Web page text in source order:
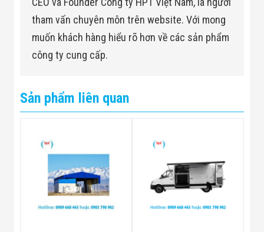
tham vấn chuyên môn trên website. Với mong
muốn khách hàng hiểu rõ hơn về các sản phẩm
công ty cung cấp.
Sản phẩm liên quan